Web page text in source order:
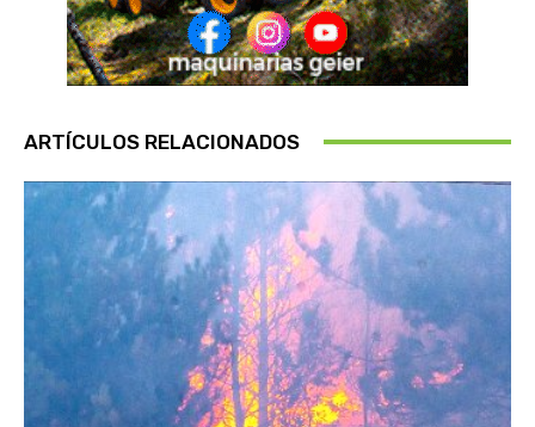
ARTÍCULOS RELACIONADOS